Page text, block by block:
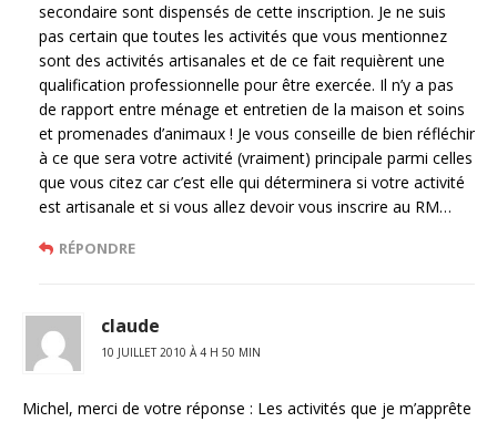
secondaire sont dispensés de cette inscription. Je ne suis
pas certain que toutes les activités que vous mentionnez
sont des activités artisanales et de ce fait requièrent une
qualification professionnelle pour être exercée. Il n’y a pas
de rapport entre ménage et entretien de la maison et soins
et promenades d’animaux ! Je vous conseille de bien réfléchir
à ce que sera votre activité (vraiment) principale parmi celles
que vous citez car c’est elle qui déterminera si votre activité
est artisanale et si vous allez devoir vous inscrire au RM…
RÉPONDRE
claude
10 JUILLET 2010 À 4 H 50 MIN
Michel, merci de votre réponse : Les activités que je m’apprête